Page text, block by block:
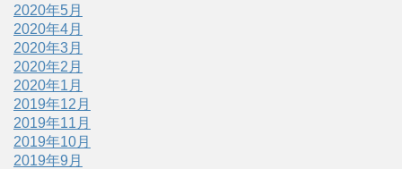
2020年5月
2020年4月
2020年3月
2020年2月
2020年1月
2019年12月
2019年11月
2019年10月
2019年9月